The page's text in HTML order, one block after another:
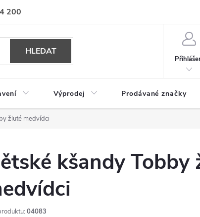
200
obchodu
HLEDAT
Výprodej Prodávané značky
žluté medvídci
kšandy Tobby
04083